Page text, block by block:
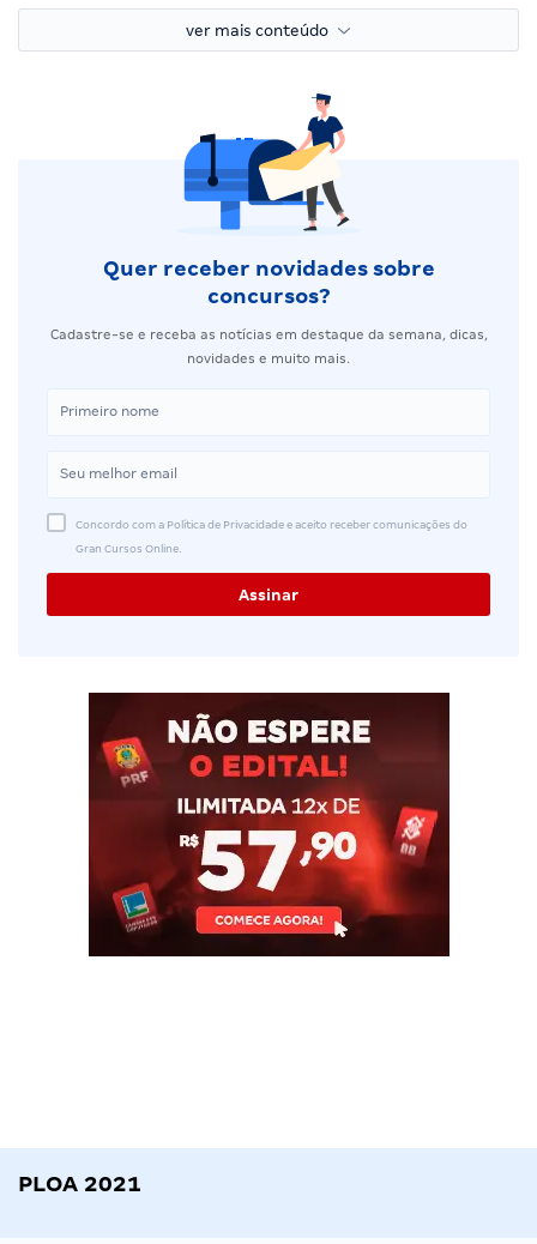
ver mais conteúdo
Quer receber novidades sobre
concursos?
Cadastre-se e receba as notícias em destaque da semana, dicas,
novidades e muito mais.
Concordo com a Política de Privacidade e aceito receber comunicações do
Gran Cursos Online.
PLOA 2021